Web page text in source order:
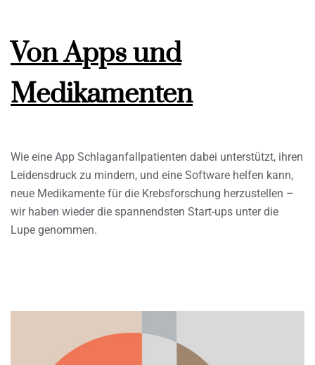
Von Apps und
Medikamenten
Wie eine App Schlaganfallpatienten dabei unterstützt, ihren
Leidensdruck zu mindern, und eine Software helfen kann,
neue Medikamente für die Krebsforschung herzustellen –
wir haben wieder die spannendsten Start-ups unter die
Lupe genommen.